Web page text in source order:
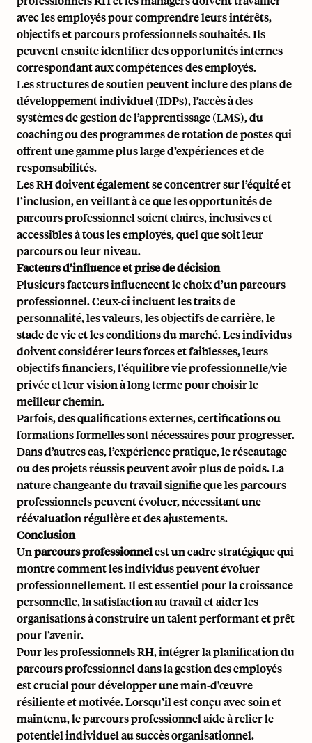
avec les employés pour comprendre leurs intérêts,
objectifs et parcours professionnels souhaités. Ils
peuvent ensuite identifier des opportunités internes
correspondant aux compétences des employés.
Les structures de soutien peuvent inclure des plans de
développement individuel (IDPs), l’accès à des
systèmes de gestion de l’apprentissage (LMS), du
coaching ou des programmes de rotation de postes qui
offrent une gamme plus large d’expériences et de
responsabilités.
Les RH doivent également se concentrer sur l’équité et
l’inclusion, en veillant à ce que les opportunités de
parcours professionnel soient claires, inclusives et
accessibles à tous les employés, quel que soit leur
parcours ou leur niveau.
Facteurs d’influence et prise de décision
Plusieurs facteurs influencent le choix d’un parcours
professionnel. Ceux-ci incluent les traits de
personnalité, les valeurs, les objectifs de carrière, le
stade de vie et les conditions du marché. Les individus
doivent considérer leurs forces et faiblesses, leurs
objectifs financiers, l’équilibre vie professionnelle/vie
privée et leur vision à long terme pour choisir le
meilleur chemin.
Parfois, des qualifications externes, certifications ou
formations formelles sont nécessaires pour progresser.
Dans d’autres cas, l’expérience pratique, le réseautage
ou des projets réussis peuvent avoir plus de poids. La
nature changeante du travail signifie que les parcours
professionnels peuvent évoluer, nécessitant une
réévaluation régulière et des ajustements.
Conclusion
Unparcours professionnelest un cadre stratégique qui
montre comment les individus peuvent évoluer
professionnellement. Il est essentiel pour la croissance
personnelle, la satisfaction au travail et aider les
organisations à construire un talent performant et prêt
pour l’avenir.
Pour les professionnels RH, intégrer la planification du
parcours professionnel dans la gestion des employés
est crucial pour développer une main-d'œuvre
résiliente et motivée. Lorsqu’il est conçu avec soin et
maintenu, le parcours professionnel aide à relier le
potentiel individuel au succès organisationnel.